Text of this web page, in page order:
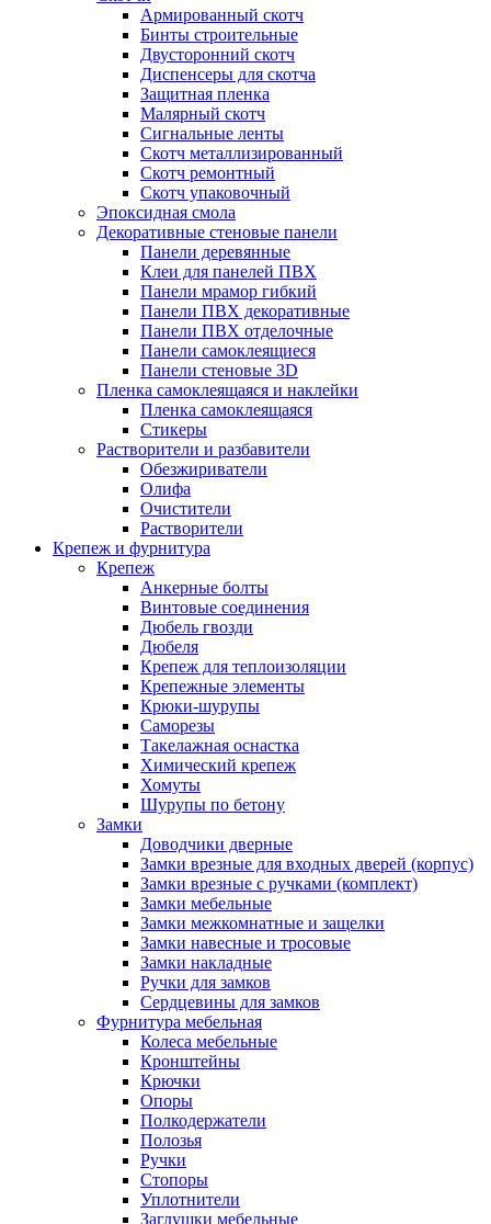
Армированный скотч
Бинты строительные
Двусторонний скотч
Диспенсеры для скотча
Защитная пленка
Малярный скотч
Сигнальные ленты
Скотч металлизированный
Скотч ремонтный
Скотч упаковочный
Эпоксидная смола
Декоративные стеновые панели
Панели деревянные
Клеи для панелей ПВХ
Панели мрамор гибкий
Панели ПВХ декоративные
Панели ПВХ отделочные
Панели самоклеящиеся
Панели стеновые 3D
Пленка самоклеящаяся и наклейки
Пленка самоклеящаяся
Стикеры
Растворители и разбавители
Обезжириватели
Олифа
Очистители
Растворители
Крепеж и фурнитура
Крепеж
Анкерные болты
Винтовые соединения
Дюбель гвозди
Дюбеля
Крепеж для теплоизоляции
Крепежные элементы
Крюки-шурупы
Саморезы
Такелажная оснастка
Химический крепеж
Хомуты
Шурупы по бетону
Замки
Доводчики дверные
Замки врезные для входных дверей (корпус)
Замки врезные с ручками (комплект)
Замки мебельные
Замки межкомнатные и защелки
Замки навесные и тросовые
Замки накладные
Ручки для замков
Сердцевины для замков
Фурнитура мебельная
Колеса мебельные
Кронштейны
Крючки
Опоры
Полкодержатели
Полозья
Ручки
Стопоры
Уплотнители
Заглушки мебельные